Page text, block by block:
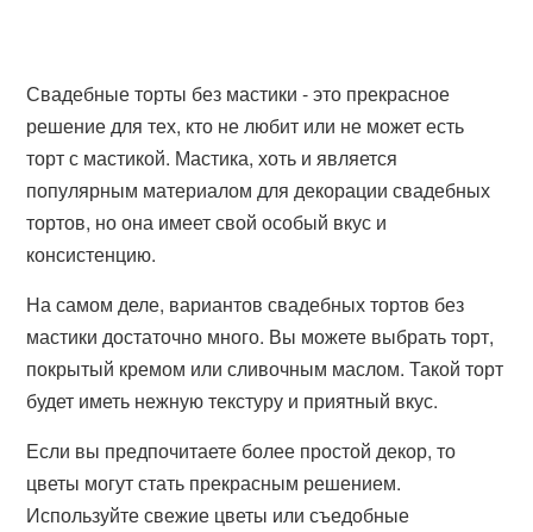
Свадебные торты без мастики - это прекрасное
решение для тех, кто не любит или не может есть
торт с мастикой. Мастика, хоть и является
популярным материалом для декорации свадебных
тортов, но она имеет свой особый вкус и
консистенцию.
На самом деле, вариантов свадебных тортов без
мастики достаточно много. Вы можете выбрать торт,
покрытый кремом или сливочным маслом. Такой торт
будет иметь нежную текстуру и приятный вкус.
Если вы предпочитаете более простой декор, то
цветы могут стать прекрасным решением.
Используйте свежие цветы или съедобные